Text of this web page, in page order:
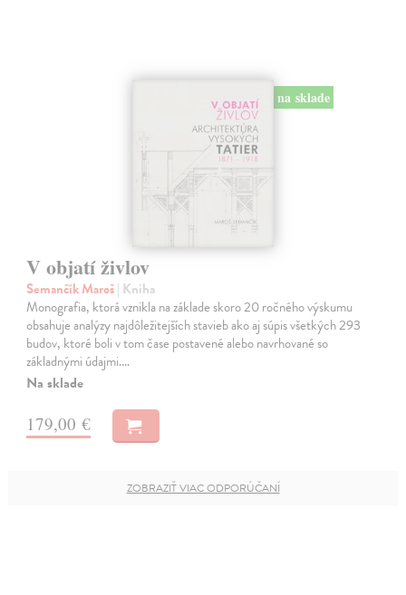
na sklade
V objatí živlov
Semančík Maroš| Kniha
Monografia, ktorá vznikla na základe skoro 20 ročného výskumu
obsahuje analýzy najdôležitejších stavieb ako aj súpis všetkých 293
budov, ktoré boli v tom čase postavené alebo navrhované so
základnými údajmi.…
Na sklade
179,00 €
ZOBRAZIŤ VIAC ODPORÚČANÍ